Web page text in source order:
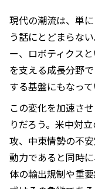
現代の潮流は、単
う話にとどまらな
ー、ロボティクス
を支える成長分野
する基盤にもなって
この変化を加速さ
りだろう。米中対
攻、中東情勢の不
動力であると同時
体の輸出規制や重